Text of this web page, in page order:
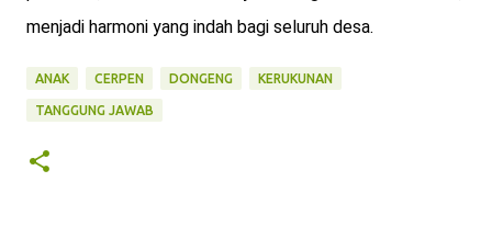
menjadi harmoni yang indah bagi seluruh desa.
ANAK CERPEN DONGENG KERUKUNAN
TANGGUNG JAWAB